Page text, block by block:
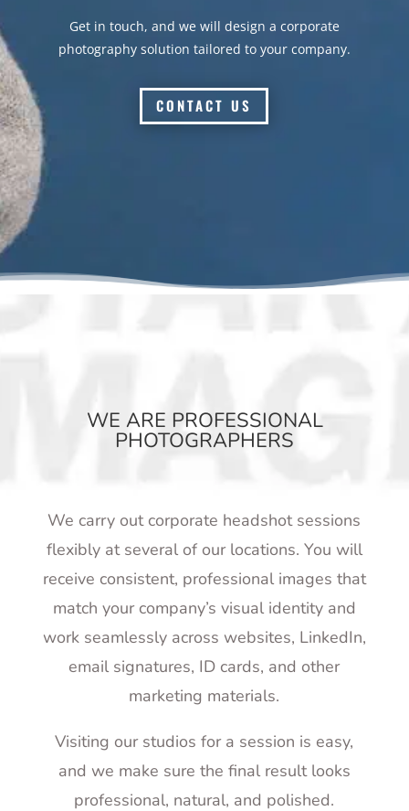
Get in touch, and we will design a corporate
photography solution tailored to your company.
CONTACT US
WE ARE PROFESSIONAL
PHOTOGRAPHERS
We carry out corporate headshot sessions
flexibly at several of our locations. You will
receive consistent, professional images that
match your company’s visual identity and
work seamlessly across websites, LinkedIn,
email signatures, ID cards, and other
marketing materials.
Visiting our studios for a session is easy,
and we make sure the final result looks
professional, natural, and polished.